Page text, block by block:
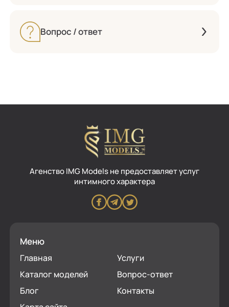
Вопрос / ответ
Aгенство IMG Models не предоставляет услуг
интимного характера
Меню
Главная
Услуги
Каталог моделей
Вопрос-ответ
Блог
Контакты